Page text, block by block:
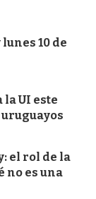
10 de
UI este
uruguayos
el rol de la
no es una